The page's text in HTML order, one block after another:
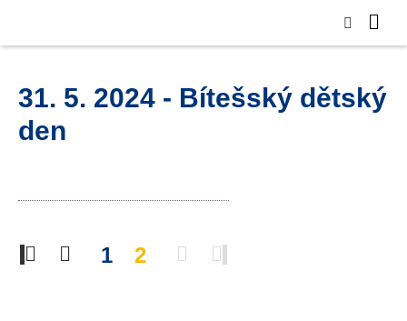
31. 5. 2024 - Bítešský dětský
den
1 2